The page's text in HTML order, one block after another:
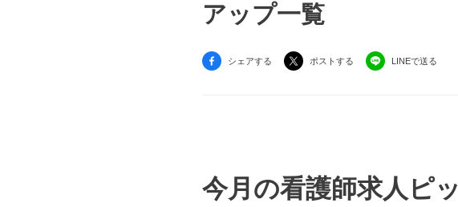
アップ一覧
シェアする ポストする LINEで送る
今月の看護師求人ピ